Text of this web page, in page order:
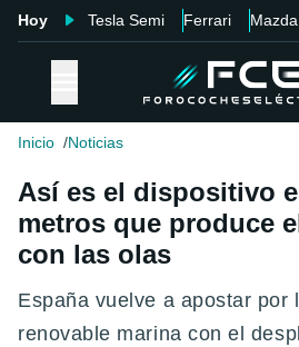
Hoy Tesla Semi Ferrari Mazda
Inicio Noticias
Así es el dispositivo
metros que produce
con las olas
España vuelve a apostar por
renovable marina con el